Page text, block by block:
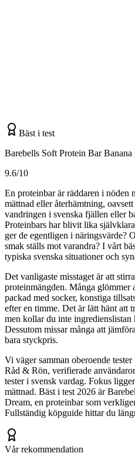
Bäst i test
Barebells Soft Protein Bar Banana
9.6/10
En proteinbar är räddaren i nöden
mättnad eller återhämtning,
vandringen i svenska fjällen eller
Proteinbars har blivit lika
ger de egentligen i näringsvärde?
smak ställs mot varandra? I vårt
typiska svenska situationer och
Det vanligaste misstaget är att
proteinmängden. Många glömmer
packad med socker, konstiga
efter en timme. Det är lätt hänt att
men kollar du inte
Dessutom missar många att
bara styckpris.
Vi väger samman oberoende
Råd & Rön, verifierade
tester i svensk vardag. Fokus
mättnad. Bäst i test 2026 är
Dream, en proteinbar som
Fullständig köpguide hittar du
Vår rekommendation